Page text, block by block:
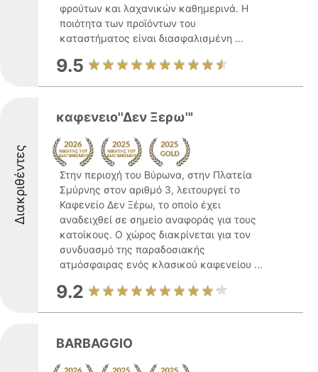
φρούτων και λαχανικών καθημερινά. Η
ποιότητα των προϊόντων του
καταστήματος είναι διασφαλισμένη ...
9.5
Διακριθέντες
καφενειο''Δεν Ξερω'"
Στην περιοχή του Βύρωνα, στην Πλατεία
Σμύρνης στον αριθμό 3, λειτουργεί το
Καφενείο Δεν Ξέρω, το οποίο έχει
αναδειχθεί σε σημείο αναφοράς για τους
κατοίκους. Ο χώρος διακρίνεται για τον
συνδυασμό της παραδοσιακής
ατμόσφαιρας ενός κλασικού καφενείου ...
9.2
BARBAGGIO